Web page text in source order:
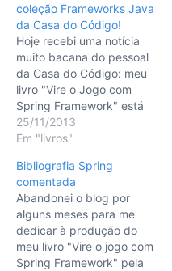
coleção Frameworks Java
da Casa do Código!
Hoje recebi uma notícia
muito bacana do pessoal
da Casa do Código: meu
livro "Vire o Jogo com
Spring Framework" está
agora incluído na coleção
"Frameworks Java" da
comunicado oficial
também)
25/11/2013
Em "livros"
Bibliografia Spring
comentada
Abandonei o blog por
alguns meses para me
dedicar à produção do
meu livro "Vire o jogo com
Spring Framework" pela